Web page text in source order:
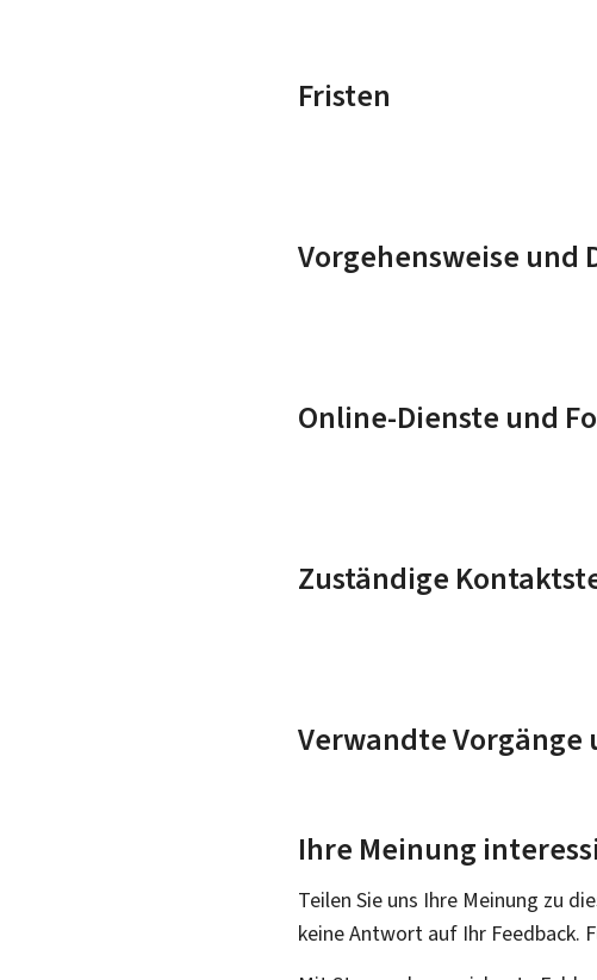
Fristen
Vorgehensweise und
Online-Dienste und
Zuständige
Verwandte Vorgänge
Ihre Meinung
Teilen Sie uns Ihre Meinung zu
keine Antwort auf Ihr Feedback.